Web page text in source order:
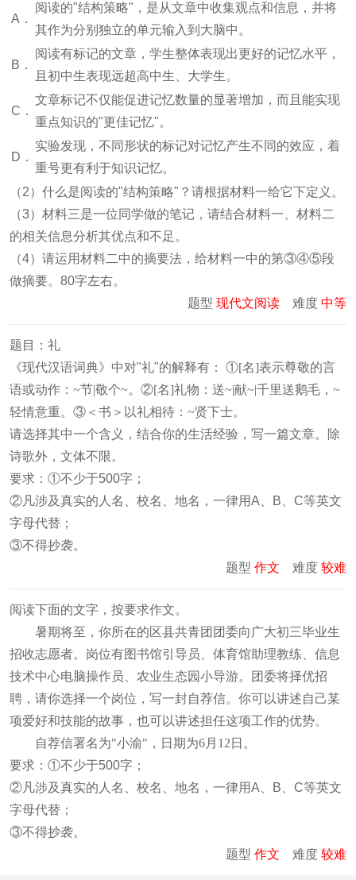
A．
阅读的"结构策略"，是从文章中收集观点和信息，并将
其作为分别独立的单元输入到大脑中。
B．
阅读有标记的文章，学生整体表现出更好的记忆水平，
且初中生表现远超高中生、大学生。
C．
文章标记不仅能促进记忆数量的显著增加，而且能实现
重点知识的"更佳记忆"。
D．
实验发现，不同形状的标记对记忆产生不同的效应，着
重号更有利于知识记忆。
（2）什么是阅读的"结构策略"？请根据材料一给它下定义。
（3）材料三是一位同学做的笔记，请结合材料一、材料二
的相关信息分析其优点和不足。
（4）请运用材料二中的摘要法，给材料一中的第③④⑤段
做摘要。80字左右。
题型 现代文阅读 难度 中等
题目：礼
《现代汉语词典》中对"礼"的解释有： ①[名]表示尊敬的言
语或动作：~节|敬个~。②[名]礼物：送~|献~|千里送鹅毛，~
轻情意重。③＜书＞以礼相待：~贤下士。
请选择其中一个含义，结合你的生活经验，写一篇文章。除
诗歌外，文体不限。
要求：①不少于500字；
②凡涉及真实的人名、校名、地名，一律用A、B、C等英文
字母代替；
③不得抄袭。
题型 作文 难度 较难
阅读下面的文字，按要求作文。
暑期将至，你所在的区县共青团团委向广大初三毕业生
招收志愿者。岗位有图书馆引导员、体育馆助理教练、信息
技术中心电脑操作员、农业生态园小导游。团委将择优招
聘，请你选择一个岗位，写一封自荐信。你可以讲述自己某
项爱好和技能的故事，也可以讲述担任这项工作的优势。
自荐信署名为"小渝"，日期为6月12日。
要求：①不少于500字；
②凡涉及真实的人名、校名、地名，一律用A、B、C等英文
字母代替；
③不得抄袭。
题型 作文 难度 较难